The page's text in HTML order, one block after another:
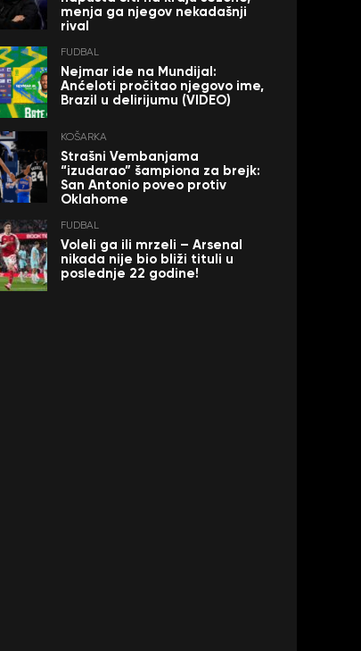
menja ga njegov nekadašnji
rival
FUDBAL
Nejmar ide na Mundijal:
Anćeloti pročitao njegovo ime,
Brazil u delirijumu (VIDEO)
KOŠARKA
Strašni Vembanjama
“izudarao” šampiona za brejk:
San Antonio poveo protiv
Oklahome
FUDBAL
Voleli ga ili mrzeli – Arsenal
nikada nije bio bliži tituli u
poslednje 22 godine!